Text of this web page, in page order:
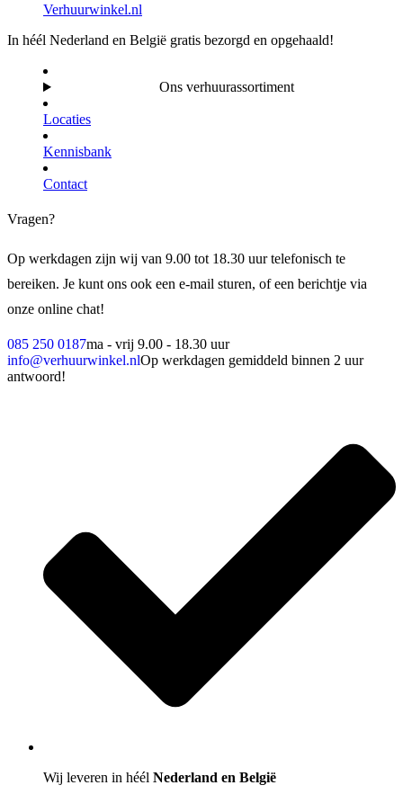
Verhuurwinkel.nl
In héél Nederland en België gratis bezorgd en opgehaald!
Ons verhuurassortiment
Locaties
Kennisbank
Contact
Vragen?
Op werkdagen zijn wij van 9.00 tot 18.30 uur telefonisch te
bereiken. Je kunt ons ook een e-mail sturen, of een berichtje via
onze online chat!
085 250 0187ma - vrij 9.00 - 18.30 uur
info@verhuurwinkel.nlOp werkdagen gemiddeld binnen 2 uur
antwoord!
Wij leveren in héél Nederland en België